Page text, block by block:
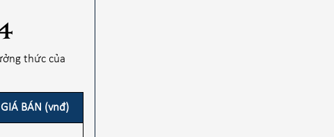
thức của
GIÁ BÁN (vnđ)